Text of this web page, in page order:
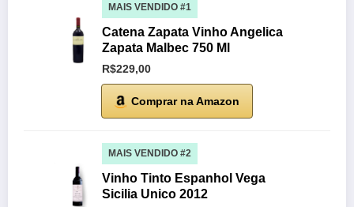
MAIS VENDIDO #1
Catena Zapata Vinho Angelica
Zapata Malbec 750 Ml
R$229,00
Comprar na Amazon
MAIS VENDIDO #2
Vinho Tinto Espanhol Vega
Sicilia Unico 2012